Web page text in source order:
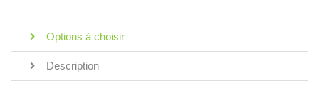
Options à choisir
Description